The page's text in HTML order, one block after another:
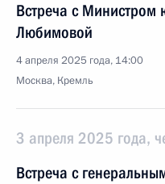
Встреча с Министром
Любимовой
4 апреля 2025 года, 14:00
Москва, Кремль
3 апреля 2025 года,
Встреча с